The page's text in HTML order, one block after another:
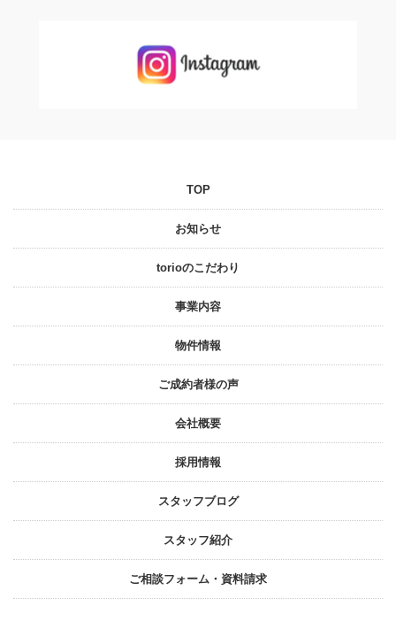
TOP
お知らせ
torioのこだわり
事業内容
物件情報
ご成約者様の声
会社概要
採⽤情報
スタッフブログ
スタッフ紹介
ご相談フォーム・資料請求